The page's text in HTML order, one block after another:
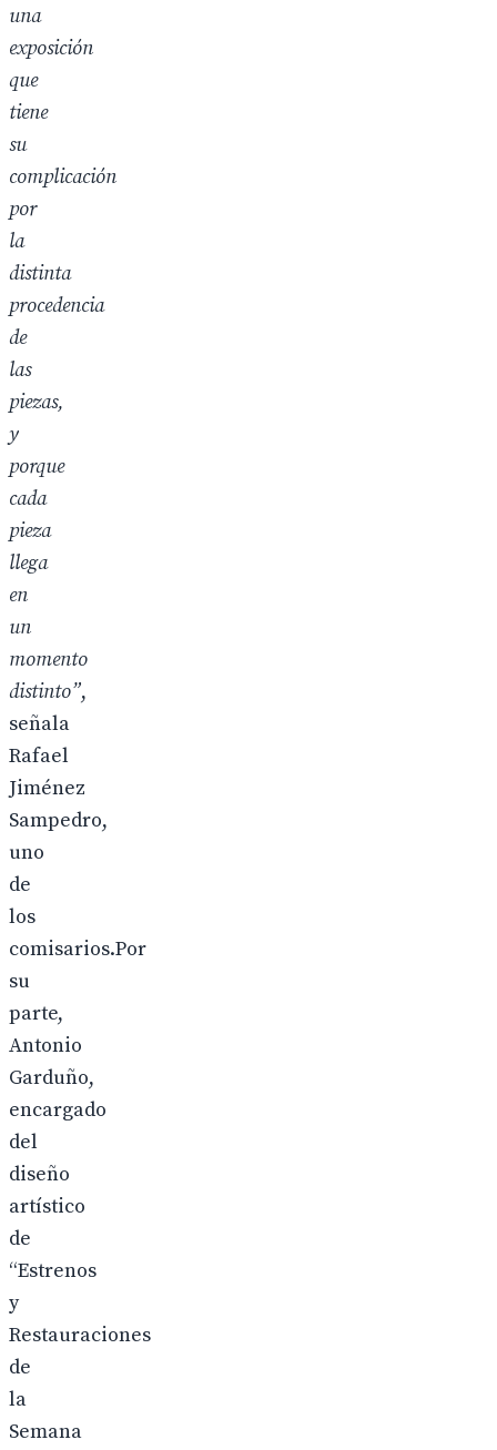
una
exposición
que
tiene
su
complicación
por
la
distinta
procedencia
de
las
piezas,
y
porque
cada
pieza
llega
en
un
momento
distinto”,
señala
Rafael
Jiménez
Sampedro,
uno
de
los
comisarios.Por
su
parte,
Antonio
Garduño,
encargado
del
diseño
artístico
de
“Estrenos
y
Restauraciones
de
la
Semana